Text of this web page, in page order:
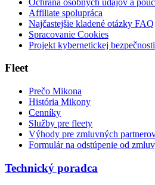
Affiliate spolupráca
Najčastejšie kladené otázky FAQ
Spracovanie Cookies
Projekt kybernetickej
Fleet
Prečo Mikona
História Mikony
Cenníky
Služby pre fleety
Výhody pre zmluvných
Formulár na odstúpenie od
Technický poradca